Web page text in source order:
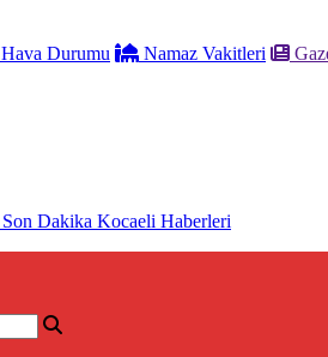
Hava Durumu Namaz Vakitleri